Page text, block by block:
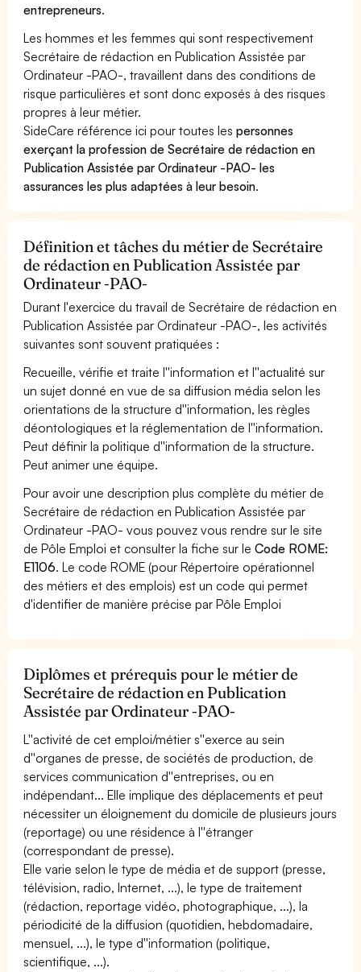
entrepreneurs.
Les hommes et les femmes qui sont respectivement
Secrétaire de rédaction en Publication Assistée par
Ordinateur -PAO-, travaillent dans des conditions de
risque particulières et sont donc exposés à des risques
propres à leur métier.
SideCare référence ici pour toutes lespersonnes
exerçant la profession de Secrétaire de rédaction en
Publication Assistée par Ordinateur -PAO- les
assurances les plus adaptées à leur besoin.
Définition et tâches du métier de Secrétaire
de rédaction en Publication Assistée par
Ordinateur -PAO-
Durant l'exercice du travail de Secrétaire de rédaction en
Publication Assistée par Ordinateur -PAO-, les activités
suivantes sont souvent pratiquées :
Recueille, vérifie et traite l''information et l''actualité sur
un sujet donné en vue de sa diffusion média selon les
orientations de la structure d''information, les règles
déontologiques et la réglementation de l''information.
Peut définir la politique d''information de la structure.
Peut animer une équipe.
Pour avoir une description plus complète du métier de
Secrétaire de rédaction en Publication Assistée par
Ordinateur -PAO- vous pouvez vous rendre sur le site
de Pôle Emploi et consulter la fiche sur leCode ROME:
E1106. Le code ROME (pour Répertoire opérationnel
des métiers et des emplois) est un code qui permet
d'identifier de manière précise par Pôle Emploi
Diplômes et prérequis pour le métier de
Secrétaire de rédaction en Publication
Assistée par Ordinateur -PAO-
L''activité de cet emploi/métier s''exerce au sein
d''organes de presse, de sociétés de production, de
services communication d''entreprises, ou en
indépendant... Elle implique des déplacements et peut
nécessiter un éloignement du domicile de plusieurs jours
(reportage) ou une résidence à l''étranger
(correspondant de presse).
Elle varie selon le type de média et de support (presse,
télévision, radio, Internet, ...), le type de traitement
(rédaction, reportage vidéo, photographique, ...), la
périodicité de la diffusion (quotidien, hebdomadaire,
mensuel, ...), le type d''information (politique,
scientifique, ...).